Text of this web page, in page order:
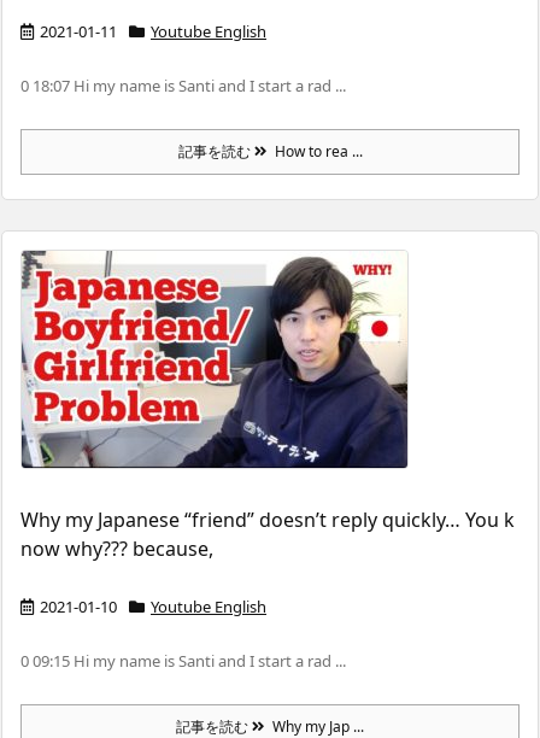
2021-01-11 Youtube English
0 18:07 Hi my name is Santi and I start a rad ...
記事を読む How to rea ...
Why my Japanese “friend” doesn’t reply quickly… You k
now why??? because,
2021-01-10 Youtube English
0 09:15 Hi my name is Santi and I start a rad ...
記事を読む Why my Jap ...